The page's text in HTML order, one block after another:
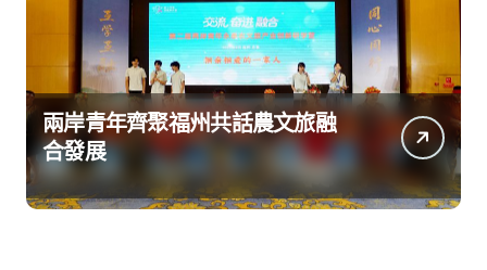
兩岸青年齊聚福州共話農文旅融
合發展